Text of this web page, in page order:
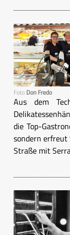
Foto Don Fredo
Aus dem
die Top-
sondern erfreut
Straße mit